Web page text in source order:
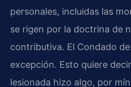
personales, incluidas las
se rigen por la doctrina de
contributiva. El Condado
excepción. Esto quiere
lesionada hizo algo, por